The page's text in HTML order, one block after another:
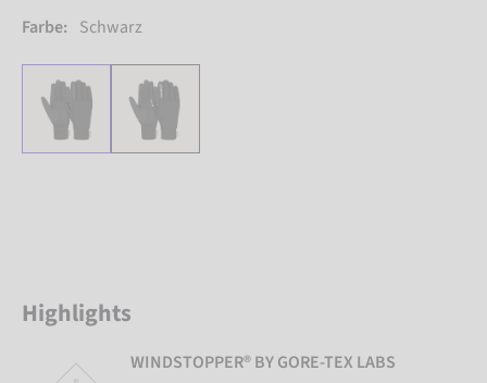
Farbe: Schwarz
Highlights
WINDSTOPPER® BY GORE-TEX LABS